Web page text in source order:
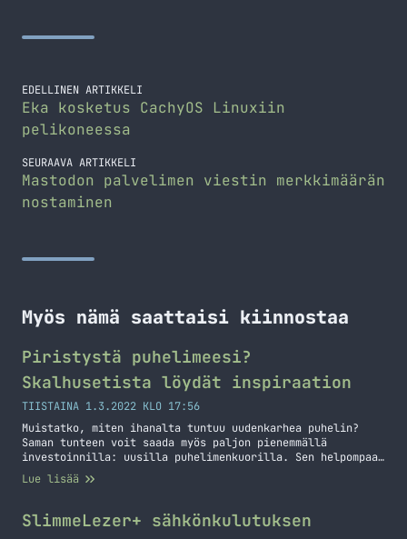
EDELLINEN ARTIKKELI
Eka kosketus CachyOS Linuxiin
pelikoneessa
SEURAAVA ARTIKKELI
Mastodon palvelimen viestin merkkimäärän
nostaminen
Myös nämä saattaisi kiinnostaa
Piristystä puhelimeesi?
Skalhusetista löydät inspiraation
TIISTAINA 1.3.2022 KLO 17:56
Muistatko, miten ihanalta tuntuu uudenkarhea puhelin?
Saman tunteen voit saada myös paljon pienemmällä
investoinnilla: uusilla puhelimenkuorilla. Sen helpompaa
tapaa piristää matkapuhelintasi ei ole. Uudet kuoret,
kuin uusi puhelin! Puhein on esine, jota käytät kenties
ansaitsee hyvät kuoret ympärilleen ja pienen
taloudellisen satsauksen, joka maksaa itsensä
Lue lisää
SlimmeLezer+ sähkönkulutuksen